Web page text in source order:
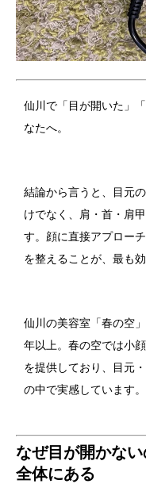
仙川で「目が開いた」
なたへ。
結論から言うと、目元
けでなく、肩・首・肩
す。顔に直接アプロー
を整えることが、最も
仙川の美容室「春の空
年以上。春の空では小
を提供しており、目元
の中で実感しています。
なぜ目が開かな
全体にある